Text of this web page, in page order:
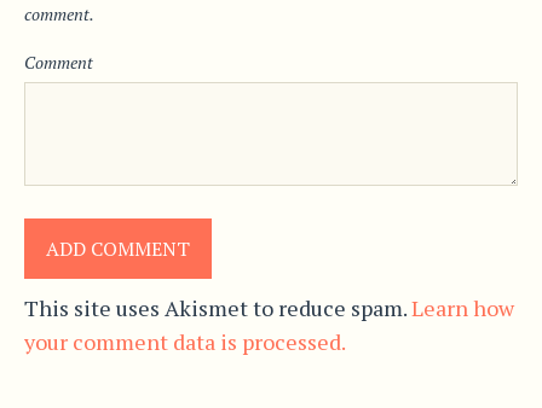
comment.
Comment
This site uses Akismet to reduce spam.Learn how
your comment data is processed.